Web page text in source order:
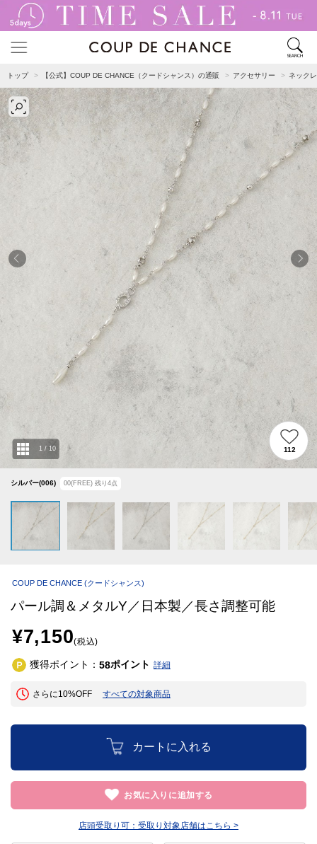
トップ 【公式】COUP DE CHANCE（クードシャンス）の通販 アクセサリー ネック
シルバー(006) 00(FREE) 残り 4点
1 / 10 112
COUP DE CHANCE (クードシャンス)
パール調＆メタルY／日本製／長さ調整可能
¥7,150(税込)
獲得ポイント： 58ポイント 詳細
さらに10%OFF すべての対象商品
カートに入れる
お気に入りに追加する
店頭受取り可： 受取り対象店舗はこちら >